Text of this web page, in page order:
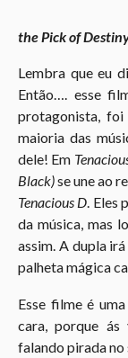
the Pick of
Lembra que eu
Então…. esse
protagonista,
maioria das
dele! Em
Black)se une ao
Tenacious D. Eles
da música, mas
assim. A dupla
palheta mágica
Esse filme é
cara, porque ás
falando pirada no